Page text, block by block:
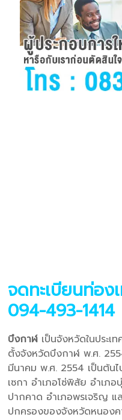
จดทะเบียนท่อ
094-493-1414
บึงกาฬ เป็นจังหวัดในประ
ตั้งจังหวัดบึงกาฬ พ.ศ.
มีนาคม พ.ศ. 2554 เป็นต้น
เซกา อำเภอโซ่พิสัย อำเภ
ปากคาด อำเภอพรเจริญ แ
ปกครองของจังหวัดหนอง